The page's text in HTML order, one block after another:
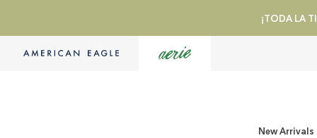
¡TODA LA
New Arrivals